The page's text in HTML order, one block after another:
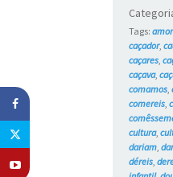
Tags:
caçador,
caçares ,
caçava,
comamos ,
comereis ,
cultura,
dariam ,
déreis ,